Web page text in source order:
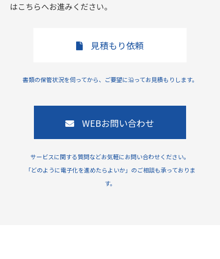
はこちらへお進みください。
見積もり依頼
書類の保管状況を伺ってから、ご要望に沿ってお見積もりします。
WEBお問い合わせ
サービスに関する質問などお気軽にお問い合わせください。
「どのように電子化を進めたらよいか」のご相談も承っておりま
す。